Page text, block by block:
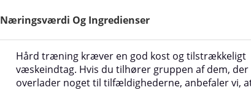
Næringsværdi Og Ingredienser
Hård træning kræver en god kost og tilstrækkeligt
væskeindtag. Hvis du tilhører gruppen af dem, der
overlader noget til tilfældighederne, anbefaler vi,